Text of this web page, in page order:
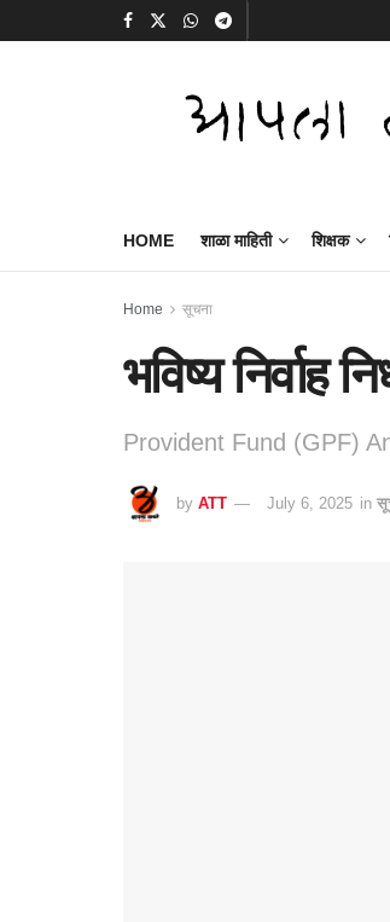
HOME शाळा माहिती शिक्षक
Home सूचना
भविष्य
Provident Fund (GPF)
by ATT July 6, 2025 in